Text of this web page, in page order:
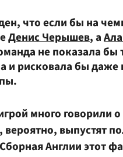
что если бы на
Денис Черышев, а
не показала бы
и рисковала бы даже
много говорили
выпустят
Англии этот